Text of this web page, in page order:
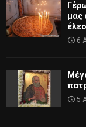
μας
6
5